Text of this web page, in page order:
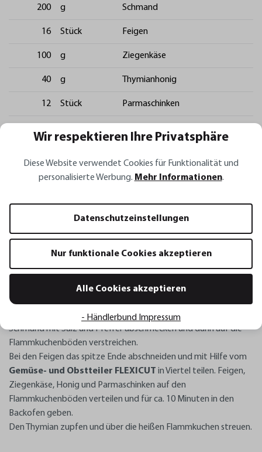
200 g Schmand
16 Stück Feigen
100 g Ziegenkäse
40 g Thymianhonig
12 Stück Parmaschinken
Pfeffer
Zubereitung
Mehl, Olivenöl, Eigelb, Salz und Wasser zu einem Teig verkneten
Den Teig in vier gleich große Stücke teilen, dünn ausrollen und
für 8 Minuten bei 160 °C Heißluft vorbacken.
Danach den Backofen auf 250 °C stellen.
Schmand mit Salz und Pfeffer abschmecken und dünn auf die
Flammkuchenböden verstreichen.
Bei den Feigen das spitze Ende abschneiden und mit Hilfe vom
Gemüse- und Obstteiler FLEXICUT in Viertel teilen. Feigen,
Ziegenkäse, Honig und Parmaschinken auf den
Flammkuchenböden verteilen und für ca. 10 Minuten in den
Backofen geben.
Den Thymian zupfen und über die heißen Flammkuchen streuen.
Wir respektieren Ihre Privatsphäre
Diese Website verwendet Cookies für Funktionalität und
personalisierte Werbung. Mehr Informationen.
Datenschutzeinstellungen
Nur funktionale Cookies akzeptieren
Alle Cookies akzeptieren
- Händlerbund Impressum